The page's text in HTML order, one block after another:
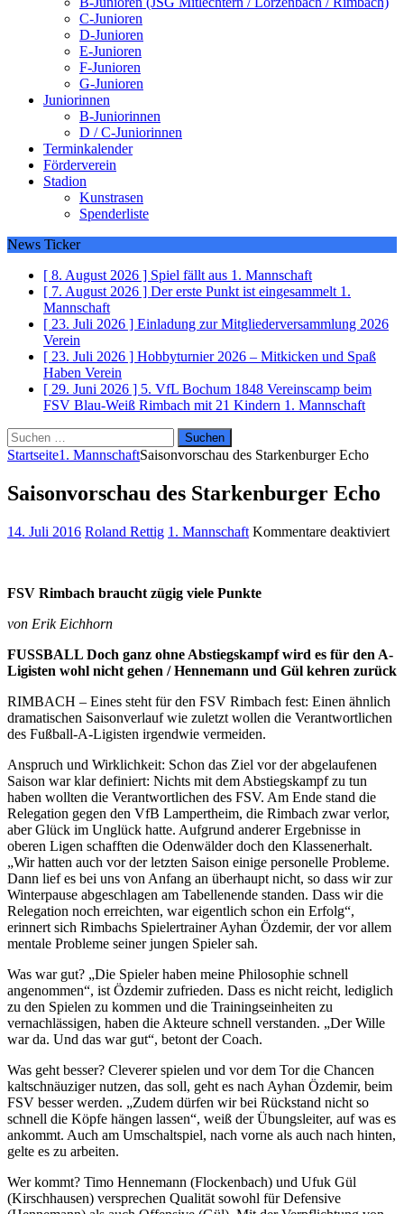
C-Junioren
D-Junioren
E-Junioren
F-Junioren
G-Junioren
Juniorinnen
B-Juniorinnen
D / C-Juniorinnen
Terminkalender
Förderverein
Stadion
Kunstrasen
Spenderliste
News Ticker
[ 8. August 2026 ] Spiel fällt aus 1. Mannschaft
[ 7. August 2026 ] Der erste Punkt ist eingesammelt 1.
Mannschaft
[ 23. Juli 2026 ] Einladung zur Mitgliederversammlung 2026
Verein
[ 23. Juli 2026 ] Hobbyturnier 2026 – Mitkicken und Spaß
Haben Verein
[ 29. Juni 2026 ] 5. VfL Bochum 1848 Vereinscamp beim
FSV Blau-Weiß Rimbach mit 21 Kindern 1. Mannschaft
Suchen
nach:
Startseite1. MannschaftSaisonvorschau des Starkenburger Echo
Saisonvorschau des Starkenburger Echo
14. Juli 2016 Roland Rettig 1. Mannschaft Kommentare deaktiviertfür
FSV Rimbach braucht zügig viele Punkte
von Erik Eichhorn
FUSSBALL Doch ganz ohne Abstiegskampf wird es für den A-
Ligisten wohl nicht gehen / Hennemann und Gül kehren zurück
RIMBACH – Eines steht für den FSV Rimbach fest: Einen ähnlich
dramatischen Saisonverlauf wie zuletzt wollen die Verantwortlichen
des Fußball-A-Ligisten irgendwie vermeiden.
Anspruch und Wirklichkeit: Schon das Ziel vor der abgelaufenen
Saison war klar definiert: Nichts mit dem Abstiegskampf zu tun
haben wollten die Verantwortlichen des FSV. Am Ende stand die
Relegation gegen den VfB Lampertheim, die Rimbach zwar verlor,
aber Glück im Unglück hatte. Aufgrund anderer Ergebnisse in
oberen Ligen schafften die Odenwälder doch den Klassenerhalt.
„Wir hatten auch vor der letzten Saison einige personelle Probleme.
Dann lief es bei uns von Anfang an überhaupt nicht, so dass wir zur
Winterpause abgeschlagen am Tabellenende standen. Dass wir die
Relegation noch erreichten, war eigentlich schon ein Erfolg“,
erinnert sich Rimbachs Spielertrainer Ayhan Özdemir, der vor allem
mentale Probleme seiner jungen Spieler sah.
Was war gut? „Die Spieler haben meine Philosophie schnell
angenommen“, ist Özdemir zufrieden. Dass es nicht reicht, lediglich
zu den Spielen zu kommen und die Trainingseinheiten zu
vernachlässigen, haben die Akteure schnell verstanden. „Der Wille
war da. Und das war gut“, betont der Coach.
Was geht besser? Cleverer spielen und vor dem Tor die Chancen
kaltschnäuziger nutzen, das soll, geht es nach Ayhan Özdemir, beim
FSV besser werden. „Zudem dürfen wir bei Rückstand nicht so
schnell die Köpfe hängen lassen“, weiß der Übungsleiter, auf was es
ankommt. Auch am Umschaltspiel, nach vorne als auch nach hinten,
gelte es zu arbeiten.
Wer kommt? Timo Hennemann (Flockenbach) und Ufuk Gül
(Kirschhausen) versprechen Qualität sowohl für Defensive